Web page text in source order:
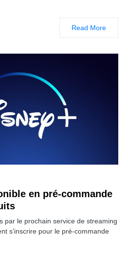
Read More
en pré-commande
par le prochain service de streaming
s’inscrire pour le pré-commande